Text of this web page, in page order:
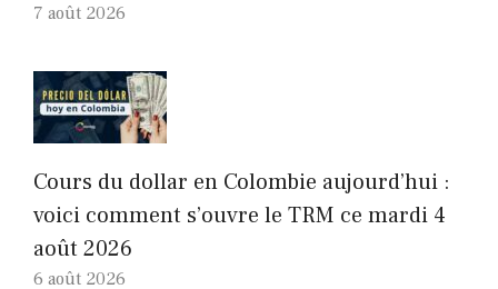
7 août 2026
Cours du dollar en Colombie aujourd’hui :
voici comment s’ouvre le TRM ce mardi 4
août 2026
6 août 2026